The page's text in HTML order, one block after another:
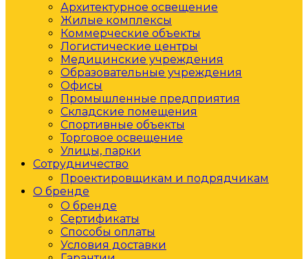
Архитектурное освещение
Жилые комплексы
Коммерческие объекты
Логистические центры
Медицинские учреждения
Образовательные учреждения
Офисы
Промышленные предприятия
Складские помещения
Спортивные объекты
Торговое освещение
Улицы, парки
Сотрудничество
Проектировщикам и подрядчикам
О бренде
О бренде
Сертификаты
Способы оплаты
Условия доставки